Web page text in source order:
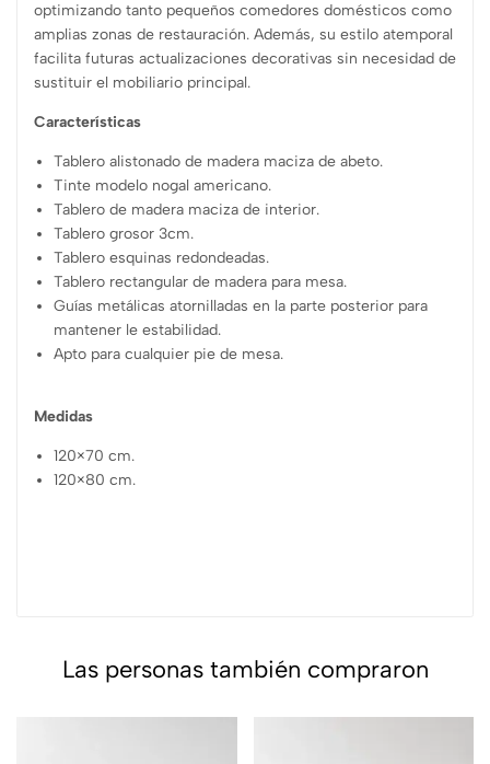
optimizando tanto pequeños comedores domésticos como
amplias zonas de restauración. Además, su estilo atemporal
facilita futuras actualizaciones decorativas sin necesidad de
sustituir el mobiliario principal.
Características
Tablero alistonado de madera maciza de abeto.
Tinte modelo nogal americano.
Tablero de madera maciza de interior.
Tablero grosor 3cm.
Tablero esquinas redondeadas.
Tablero rectangular de madera para mesa.
Guías metálicas atornilladas en la parte posterior para
mantener le estabilidad.
Apto para cualquier pie de mesa.
Medidas
120×70 cm.
120×80 cm.
Las personas también compraron